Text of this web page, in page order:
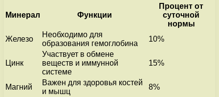
Минерал Функции
Процент от
суточной
нормы
Железо
Необходимо для
образования гемоглобина
10%
Цинк
Участвует в обмене
веществ и иммунной
системе
15%
Магний
Важен для здоровья костей
и мышц
8%